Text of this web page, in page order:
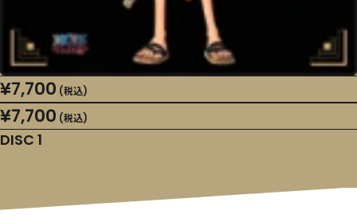
¥7,700 (税込)
¥7,700 (税込)
DISC 1